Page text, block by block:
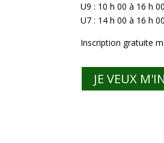
U9 : 10 h 00 à 16 h
U7 : 14 h 00 à 16 h
Inscription gratuite
JE VEUX